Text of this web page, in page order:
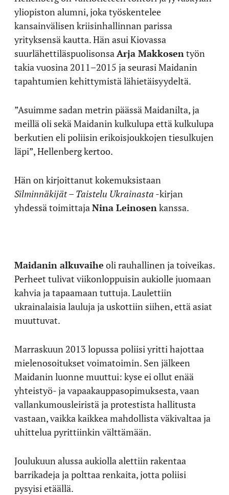
yliopiston alumni, joka työskentelee
kansainvälisen kriisinhallinnan parissa
yrityksensä kautta. Hän asui Kiovassa
suurlähettiläspuolisonsa Arja Makkosen työn
takia vuosina 2011–2015 ja seurasi Maidanin
tapahtumien kehittymistä lähietäisyydeltä.
”Asuimme sadan metrin päässä Maidanilta, ja
meillä oli sekä Maidanin kulkulupa että kulkulupa
berkutien eli poliisin erikoisjoukkojen tiesulkujen
läpi”, Hellenberg kertoo.
Hän on kirjoittanut kokemuksistaan
Silminnäkijät – Taistelu Ukrainasta -kirjan
yhdessä toimittaja Nina Leinosen kanssa.
Maidanin alkuvaihe oli rauhallinen ja toiveikas.
Perheet tulivat viikonloppuisin aukiolle juomaan
kahvia ja tapaamaan tuttuja. Laulettiin
ukrainalaisia lauluja ja uskottiin siihen, että asiat
muuttuvat.
Marraskuun 2013 lopussa poliisi yritti hajottaa
mielenosoitukset voimatoimin. Sen jälkeen
Maidanin luonne muuttui: kyse ei ollut enää
yhteistyö- ja vapaakauppasopimuksesta, vaan
vallankumousleiristä ja protestista hallitusta
vastaan, vaikka kaikkea mahdollista väkivaltaa ja
uhittelua pyrittiinkin välttämään.
Joulukuun alussa aukiolla alettiin rakentaa
barrikadeja ja polttaa renkaita, jotta poliisi
pysyisi etäällä.